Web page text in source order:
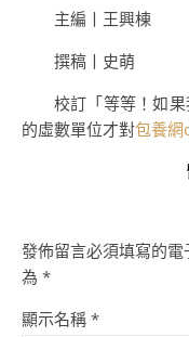
主編丨王興棟‍‍‍‍‍‍
撰稿丨史萌
校訂「等等！如
的虛數單位才對包養網
發佈留言必須填寫的電
為 *
顯示名稱 *